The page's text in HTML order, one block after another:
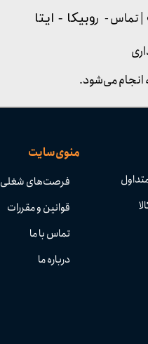
منوی سایت
فرصت‌های شغلی
قوانین و مقررات
تماس با ما
درباره ما
| تماس - روبیکا - ایتا
انجام می‌شود.